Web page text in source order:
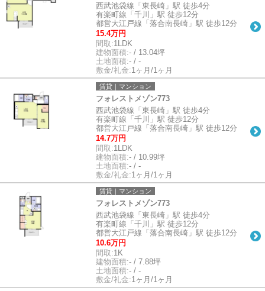
西武池袋線「東長崎」駅 徒歩4分
有楽町線「千川」駅 徒歩12分
都営大江戸線「落合南長崎」駅 徒歩12分
15.4万円
間取:1LDK
建物面積:- / 13.04坪
土地面積:- / -
敷金/礼金:1ヶ月/1ヶ月
賃貸｜マンション
フォレストメゾン773
西武池袋線「東長崎」駅 徒歩4分
有楽町線「千川」駅 徒歩12分
都営大江戸線「落合南長崎」駅 徒歩12分
14.7万円
間取:1LDK
建物面積:- / 10.99坪
土地面積:- / -
敷金/礼金:1ヶ月/1ヶ月
賃貸｜マンション
フォレストメゾン773
西武池袋線「東長崎」駅 徒歩4分
有楽町線「千川」駅 徒歩12分
都営大江戸線「落合南長崎」駅 徒歩12分
10.6万円
間取:1K
建物面積:- / 7.88坪
土地面積:- / -
敷金/礼金:1ヶ月/1ヶ月